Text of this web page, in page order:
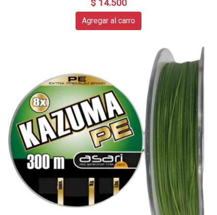
$ 14.500
Agregar al carro